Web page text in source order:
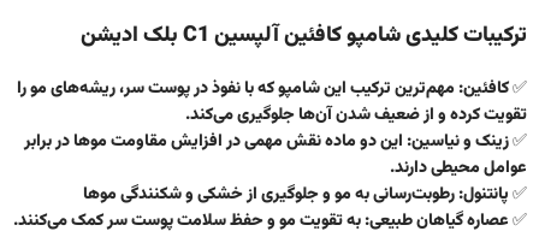
ترکیبات کلیدی شامپو کافئین آلپسین C1 بلک ادیشن
✅کافئین:مهم‌ترین ترکیب این شامپو که با نفوذ در پوست سر، ریشه‌های مو را
تقویت کرده و از ضعیف شدن آن‌ها جلوگیری می‌کند.
✅زینک و نیاسین: این دو ماده نقش مهمی در افزایش مقاومت موها در برابر
عوامل محیطی دارند.
✅پانتنول:رطوبت‌رسانی به مو و جلوگیری از خشکی و شکنندگی موها
✅عصاره گیاهان طبیعی:به تقویت مو و حفظ سلامت پوست سر کمک می‌کنند.